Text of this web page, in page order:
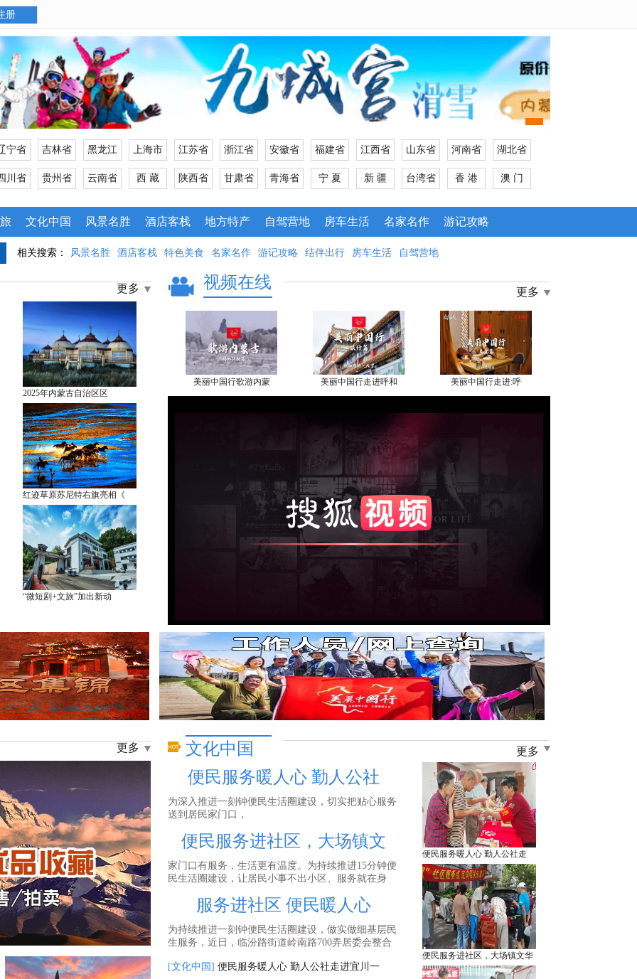
册
宁省 吉林省 黑龙江 上海市 江苏省 浙江省 安徽省 福建省 江西省 山东省 河南省 湖北省
川省 贵州省 云南省 西 藏 陕西省 甘肃省 青海省 宁 夏 新 疆 台湾省 香 港 澳 门
文化中国 风景名胜 酒店客栈 地方特产 自驾营地 房车生活 名家名作 游记攻略
相关搜索： 风景名胜 酒店客栈 特色美食 名家名作 游记攻略 结伴出行 房车生活 自驾营地
更多
2025年内蒙古自治区区
红迹草原苏尼特右旗亮相《
“微短剧+文旅”加出新动
视频在线
更多
美丽中国行歌游内蒙 美丽中国行走进呼和 美丽中国行走进:呼
美丽中国行采访团走 美丽中国行网推荐： 内蒙古名人采访公益
更多 文化中国 更多
便民服务暖人心 勤人公社
为深入推进一刻钟便民生活圈建设，切实把贴心服务
送到居民家门口，
便民服务进社区，大场镇文
家门口有服务，生活更有温度。为持续推进15分钟便
民生活圈建设，让居民小事不出小区、服务就在身
服务进社区 便民暖人心
为持续推进一刻钟便民生活圈建设，做实做细基层民
生服务，近日，临汾路街道岭南路700弄居委会整合
[文化中国] 便民服务暖人心 勤人公社走进宜川一
便民服务暖人心 勤人公社走
便民服务进社区，大场镇文华